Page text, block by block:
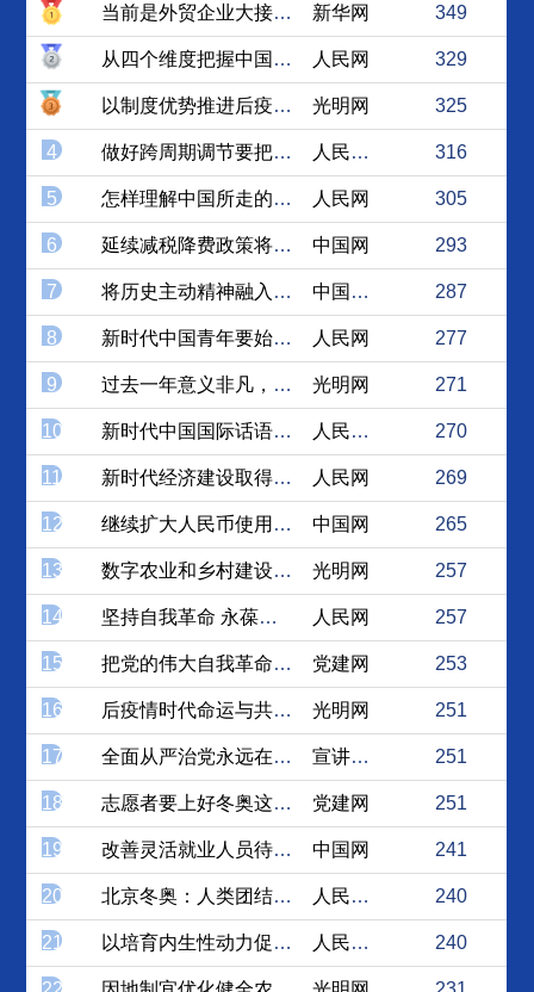
当前是外贸企业大接订单的最... 新华网 349
从四个维度把握中国式现代化... 人民网 329
以制度优势推进后疫情时代中... 光明网 325
4 做好跨周期调节要把握好四个... 人民论坛网 316
5 怎样理解中国所走的现代化道... 人民网 305
6 延续减税降费政策将有效激发... 中国网 293
7 将历史主动精神融入大学生“... 中国社会科学网 287
8 新时代中国青年要始终高举爱... 人民网 277
9 过去一年意义非凡，新的一年... 光明网 271
10 新时代中国国际话语权建构的... 人民论坛网 270
11 新时代经济建设取得历史性成... 人民网 269
12 继续扩大人民币使用新场景推... 中国网 265
13 数字农业和乡村建设推动农业... 光明网 257
14 坚持自我革命 永葆党的青春... 人民网 257
15 把党的伟大自我革命不断推向... 党建网 253
16 后疫情时代命运与共的人类未来 光明网 251
17 全面从严治党永远在路上 宣讲家网 251
18 志愿者要上好冬奥这堂“大思... 党建网 251
19 改善灵活就业人员待遇 实现... 中国网 241
20 北京冬奥：人类团结、友谊、... 人民论坛网 240
21 以培育内生性动力促进新增长 人民论坛网 240